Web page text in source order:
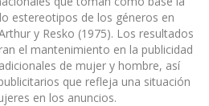
estereotipos de los géneros en
y Resko (1975). Los resultados
el mantenimiento en la publicidad
de mujer y hombre, así
que refleja una situación
en los anuncios.